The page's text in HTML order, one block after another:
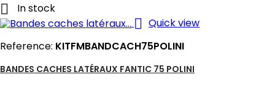
 In stock
 Quick view
Reference: KITFMBANDCACH75POLINI
BANDES CACHES LATÉRAUX FANTIC 75 POLINI